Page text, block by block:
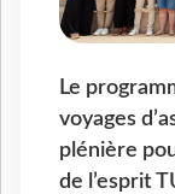
Le
voyages
plénière
de l’esprit